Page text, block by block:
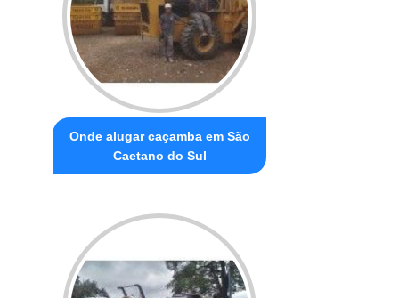
Onde alugar caçamba em São
Caetano do Sul